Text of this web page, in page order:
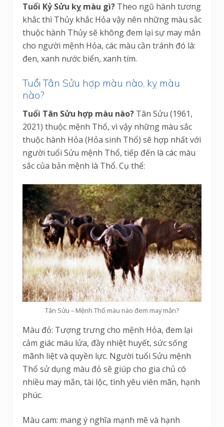
Tuổi Kỷ Sửu kỵ màu gì? Theo ngũ hành tương
khắc thì Thủy khắc Hỏa vậy nên những màu sắc
thuộc hành Thủy sẽ không đem lại sự may mắn
cho người mệnh Hỏa, các màu cần tránh đó là:
đen, xanh nước biển, xanh tím.
Tuổi Tân Sửu hợp màu nào, kỵ màu
nào?
Tuổi Tân Sửu hợp màu nào? Tân Sửu (1961,
2021) thuộc mệnh Thổ, vì vậy những màu sắc
thuộc hành Hỏa (Hỏa sinh Thổ) sẽ hợp nhất với
người tuổi Sửu mệnh Thổ, tiếp đến là các màu
sắc của bản mệnh là Thổ. Cụ thể:
Tân Sửu – Mệnh Thổ màu nào đem may mắn?
Màu đỏ: Tượng trưng cho mệnh Hỏa, đem lại
cảm giác máu lửa, đầy nhiệt huyết, sức sống
mãnh liệt và quyền lực. Người tuổi Sửu mệnh
Thổ sử dụng màu đỏ sẽ giúp cho gia chủ có
nhiều may mắn, tài lộc, tình yêu viên mãn, hạnh
phúc.
Màu cam: mang ý nghĩa mạnh mẽ và hạnh